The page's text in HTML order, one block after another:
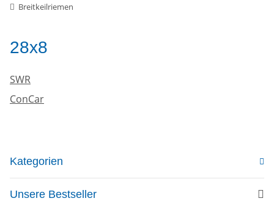
Breitkeilriemen
28x8
SWR
ConCar
Kategorien
Unsere Bestseller